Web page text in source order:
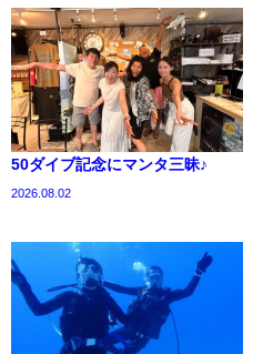
50ダイブ記念にマンタ三昧♪
2026.08.02